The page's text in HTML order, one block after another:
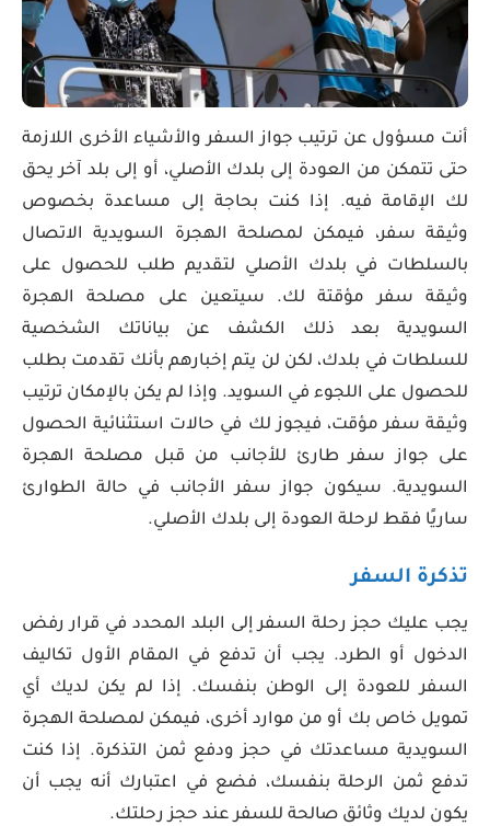
أنت مسؤول عن ترتيب جواز السفر والأشياء الأخرى اللازمة
حتى تتمكن من العودة إلى بلدك الأصلي، أو إلى بلد آخر يحق
لك الإقامة فيه. إذا كنت بحاجة إلى مساعدة بخصوص
وثيقة سفر، فيمكن لمصلحة الهجرة السويدية الاتصال
بالسلطات في بلدك الأصلي لتقديم طلب للحصول على
وثيقة سفر مؤقتة لك. سيتعين على مصلحة الهجرة
السويدية بعد ذلك الكشف عن بياناتك الشخصية
للسلطات في بلدك، لكن لن يتم إخبارهم بأنك تقدمت بطلب
للحصول على اللجوء في السويد. وإذا لم يكن بالإمكان ترتيب
وثيقة سفر مؤقت، فيجوز لك في حالات استثنائية الحصول
على جواز سفر طارئ للأجانب من قبل مصلحة الهجرة
السويدية. سيكون جواز سفر الأجانب في حالة الطوارئ
ساريًا فقط لرحلة العودة إلى بلدك الأصلي.
تذكرة السفر
يجب عليك حجز رحلة السفر إلى البلد المحدد في قرار رفض
الدخول أو الطرد. يجب أن تدفع في المقام الأول تكاليف
السفر للعودة إلى الوطن بنفسك. إذا لم يكن لديك أي
تمويل خاص بك أو من موارد أخرى، فيمكن لمصلحة الهجرة
السويدية مساعدتك في حجز ودفع ثمن التذكرة. إذا كنت
تدفع ثمن الرحلة بنفسك، فضع في اعتبارك أنه يجب أن
يكون لديك وثائق صالحة للسفر عند حجز رحلتك.